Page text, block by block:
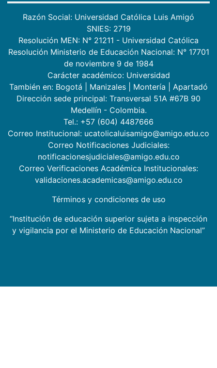
Razón Social: Universidad Católica Luis Amigó
SNIES: 2719
Resolución MEN: N° 21211 - Universidad Católica
Resolución Ministerio de Educación Nacional: N° 17701
de noviembre 9 de 1984
Carácter académico: Universidad
También en: Bogotá Manizales Montería
Apartadó
Dirección sede principal: Transversal 51A #67B 90
Medellín - Colombia.
Tel.: +57 (604) 4487666
Correo Institucional: ucatolicaluisamigo@amigo.edu.co
Correo Notificaciones Judiciales:
notificacionesjudiciales@amigo.edu.co
Correo Verificaciones Académica Institucionales:
validaciones.academicas@amigo.edu.co
Términos y condiciones de uso
“Institución de educación superior sujeta a inspección
y vigilancia por el Ministerio de Educación Nacional”